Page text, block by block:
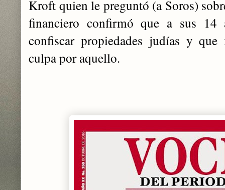
Kroft quien le preguntó (a Soros)
financiero confirmó que a sus
confiscar propiedades judías y
culpa por aquello.